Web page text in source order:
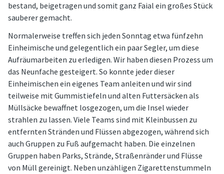
bestand, beigetragen und somit ganz Faial ein großes Stück
sauberer gemacht.
Normalerweise treffen sich jeden Sonntag etwa fünfzehn
Einheimische und gelegentlich ein paar Segler, um diese
Aufräumarbeiten zu erledigen. Wir haben diesen Prozess um
das Neunfache gesteigert. So konnte jeder dieser
Einheimischen ein eigenes Team anleiten und wir sind
teilweise mit Gummistiefeln und alten Futtersäcken als
Müllsäcke bewaffnet losgezogen, um die Insel wieder
strahlen zu lassen. Viele Teams sind mit Kleinbussen zu
entfernten Stränden und Flüssen abgezogen, während sich
auch Gruppen zu Fuß aufgemacht haben. Die einzelnen
Gruppen haben Parks, Strände, Straßenränder und Flüsse
von Müll gereinigt. Neben unzähligen Zigarettenstummeln